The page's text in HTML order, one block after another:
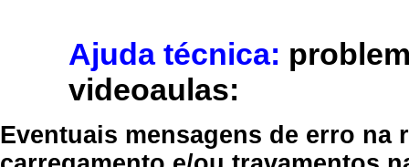
Ajuda técnica:
videoaulas:
Eventuais mensagens de erro